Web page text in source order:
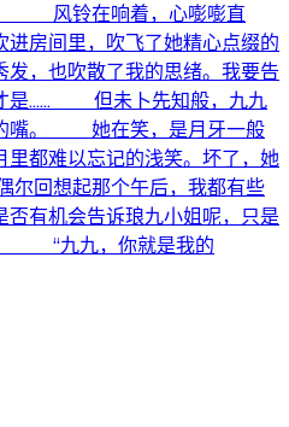
风铃在响着，心嘭嘭直
房间里，吹飞了她精心点缀的
，也吹散了我的思绪。我要告
是…… 但未卜先知般，九九
嘴。 她在笑，是月牙一般
里都难以忘记的浅笑。坏了，她
回想起那个午后，我都有些
有机会告诉琅九小姐呢，只是
“九九，你就是我的